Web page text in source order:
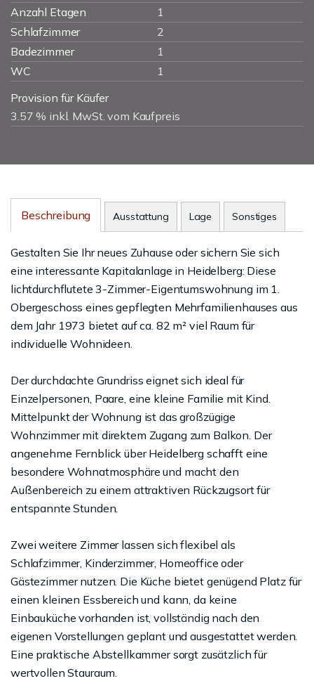
Anzahl Etagen
1
Schlafzimmer
2
Badezimmer
1
WC
1
Provision für Käufer
3.57 % inkl. MwSt. vom Kaufpreis
Beschreibung Ausstattung Lage Sonstiges
Gestalten Sie Ihr neues Zuhause oder sichern Sie sich
eine interessante Kapitalanlage in Heidelberg: Diese
lichtdurchflutete 3-Zimmer-Eigentumswohnung im 1.
Obergeschoss eines gepflegten Mehrfamilienhauses aus
dem Jahr 1973 bietet auf ca. 82 m² viel Raum für
individuelle Wohnideen.
Der durchdachte Grundriss eignet sich ideal für
Einzelpersonen, Paare, eine kleine Familie mit Kind.
Mittelpunkt der Wohnung ist das großzügige
Wohnzimmer mit direktem Zugang zum Balkon. Der
angenehme Fernblick über Heidelberg schafft eine
besondere Wohnatmosphäre und macht den
Außenbereich zu einem attraktiven Rückzugsort für
entspannte Stunden.
Zwei weitere Zimmer lassen sich flexibel als
Schlafzimmer, Kinderzimmer, Homeoffice oder
Gästezimmer nutzen. Die Küche bietet genügend Platz für
einen kleinen Essbereich und kann, da keine
Einbauküche vorhanden ist, vollständig nach den
eigenen Vorstellungen geplant und ausgestattet werden.
Eine praktische Abstellkammer sorgt zusätzlich für
wertvollen Stauraum.